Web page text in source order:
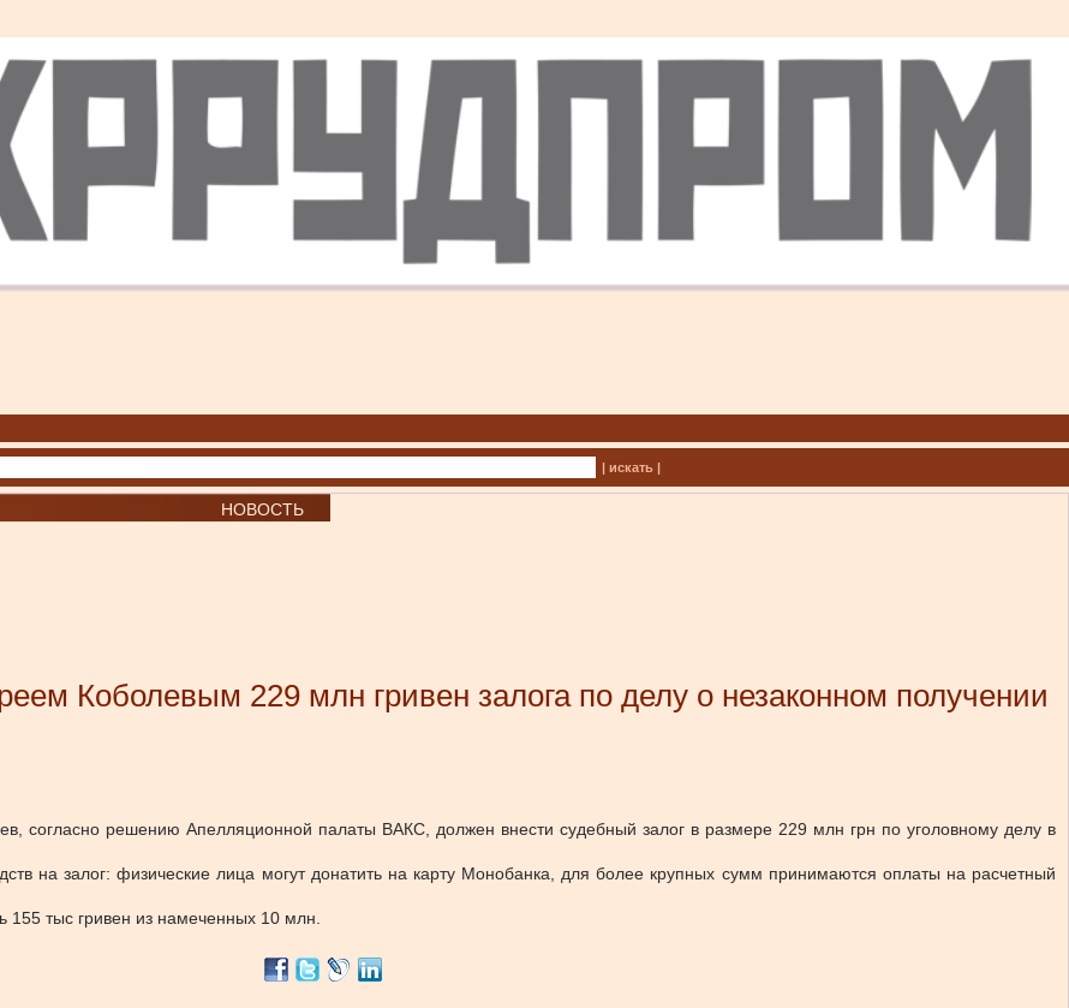
| искать |
НОВОСТЬ
Коболевым 229 млн гривен залога по делу о незаконном получении
согласно решению Апелляционной палаты ВАКС, должен внести судебный залог в размере 229 млн грн по уголовному делу в
на залог: физические лица могут донатить на карту Монобанка, для более крупных сумм принимаются оплаты на расчетный
тыс гривен из намеченных 10 млн.